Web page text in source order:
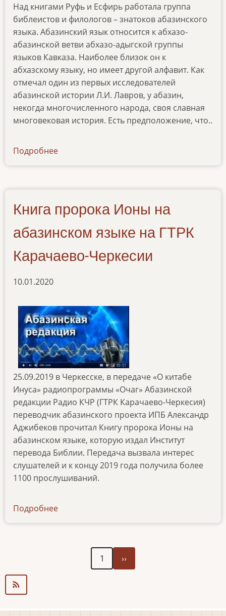
Над книгами Руфь и Есфирь работала группа
библеистов и филологов – знатоков абазинского
языка. Абазинский язык относится к абхазо-
абазинской ветви абхазо-адыгской группы
языков Кавказа. Наиболее близок он к
абхазскому языку, но имеет другой алфавит. Как
отмечал один из первых исследователей
абазинской истории Л.И. Лавров, у абазин,
некогда многочисленного народа, своя славная
многовековая история. Есть предположение, что..
Подробнее
Книга пророка Ионы на
абазинском языке на ГТРК
Карачаево-Черкесии
10.01.2020
25.09.2019 в Черкесске, в передаче «О китабе
Инуса» радиопрограммы «Очаг» Абазинской
редакции Радио КЧР (ГТРК Карачаево-Черкесия)
переводчик абазинского проекта ИПБ Александр
Аджибеков прочитал Книгу пророка Ионы на
абазинском языке, которую издал Институт
перевода Библии. Передача вызвала интерес
слушателей и к концу 2019 года получила более
1100 прослушиваний.
Подробнее
страниц
1
страница
››